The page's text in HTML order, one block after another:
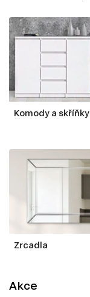
Komody a skříňky
Zrcadla
Akce